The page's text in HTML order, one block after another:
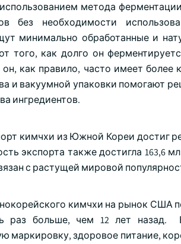
метода
без необходимости
минимально обработанные и
того, как долго он
он, как правило, часто имеет
и вакуумной упаковки помогают
ингредиентов.
кимчхи из Южной Кореи достиг
экспорта также достигла 163,6
с растущей мировой
кимчхи на рынок США
раз больше, чем 12 лет
маркировку, здоровое питание,